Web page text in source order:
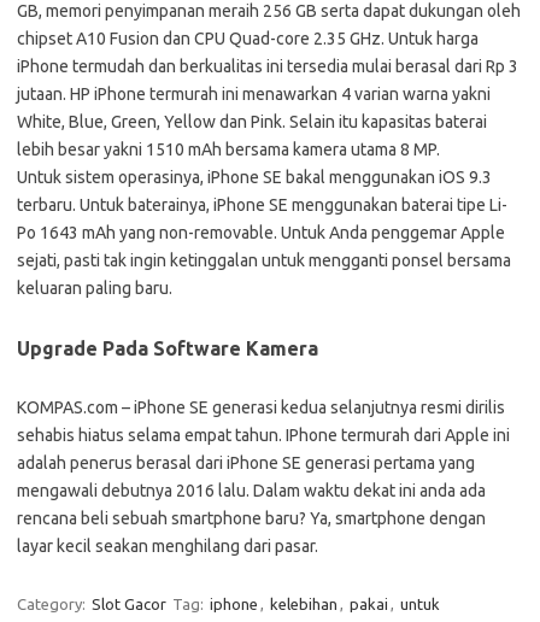
GB, memori penyimpanan meraih 256 GB serta dapat dukungan oleh
chipset A10 Fusion dan CPU Quad-core 2.35 GHz. Untuk harga
iPhone termudah dan berkualitas ini tersedia mulai berasal dari Rp 3
jutaan. HP iPhone termurah ini menawarkan 4 varian warna yakni
White, Blue, Green, Yellow dan Pink. Selain itu kapasitas baterai
lebih besar yakni 1510 mAh bersama kamera utama 8 MP.
Untuk sistem operasinya, iPhone SE bakal menggunakan iOS 9.3
terbaru. Untuk baterainya, iPhone SE menggunakan baterai tipe Li-
Po 1643 mAh yang non-removable. Untuk Anda penggemar Apple
sejati, pasti tak ingin ketinggalan untuk mengganti ponsel bersama
keluaran paling baru.
Upgrade Pada Software Kamera
KOMPAS.com – iPhone SE generasi kedua selanjutnya resmi dirilis
sehabis hiatus selama empat tahun. IPhone termurah dari Apple ini
adalah penerus berasal dari iPhone SE generasi pertama yang
mengawali debutnya 2016 lalu. Dalam waktu dekat ini anda ada
rencana beli sebuah smartphone baru? Ya, smartphone dengan
layar kecil seakan menghilang dari pasar.
Category: Slot Gacor Tag: iphone , kelebihan , pakai , untuk